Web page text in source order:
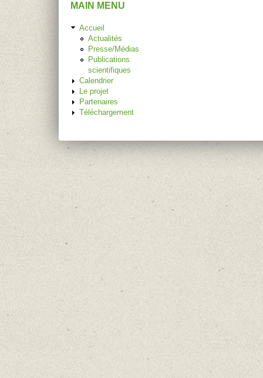
MAIN MENU
Accueil
Actualités
Presse/Médias
Publications
scientifiques
Calendrier
Le projet
Partenaires
Téléchargement